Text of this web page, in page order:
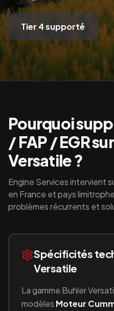
Tier 4supporté
Pourquoi
/ FAP / EGR
Versatile?
Engine Services intervient
en France et pays
problèmes récurrents et
Spécificités
Versatile
La gamme Buhler
modèles Moteur